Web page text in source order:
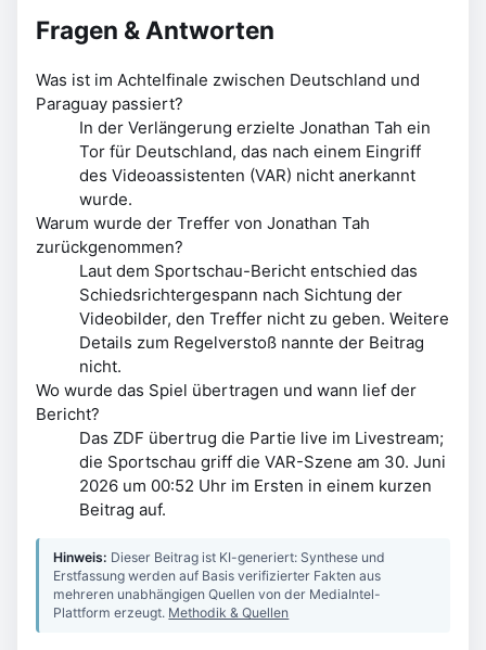
Fragen & Antworten
Was ist im Achtelfinale zwischen Deutschland und
Paraguay passiert?
In der Verlängerung erzielte Jonathan Tah ein
Tor für Deutschland, das nach einem Eingriff
des Videoassistenten (VAR) nicht anerkannt
wurde.
Warum wurde der Treffer von Jonathan Tah
zurückgenommen?
Laut dem Sportschau-Bericht entschied das
Schiedsrichtergespann nach Sichtung der
Videobilder, den Treffer nicht zu geben. Weitere
Details zum Regelverstoß nannte der Beitrag
nicht.
Wo wurde das Spiel übertragen und wann lief der
Bericht?
Das ZDF übertrug die Partie live im Livestream;
die Sportschau griff die VAR-Szene am 30. Juni
2026 um 00:52 Uhr im Ersten in einem kurzen
Beitrag auf.
Hinweis: Dieser Beitrag ist KI-generiert: Synthese und
Erstfassung werden auf Basis verifizierter Fakten aus
mehreren unabhängigen Quellen von der MediaIntel-
Plattform erzeugt. Methodik & Quellen